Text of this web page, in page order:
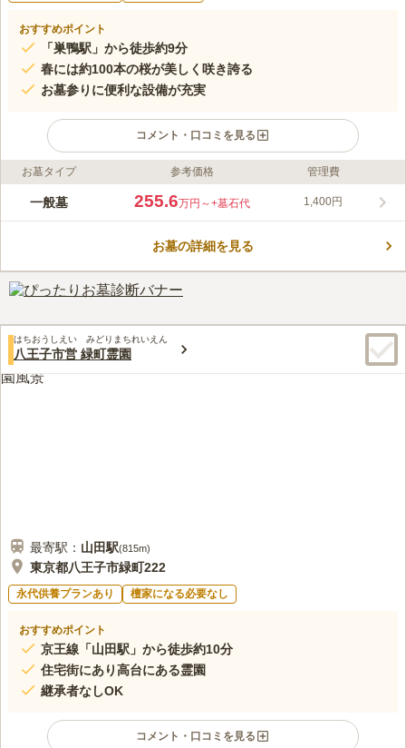
おすすめポイント
「巣鴨駅」から徒歩約9分
春には約100本の桜が美しく咲き誇る
お墓参りに便利な設備が充実
コメント・口コミを見る
ライフドット編集部のコメント
都立 染井霊園は、春になるとソメイヨシノが咲き誇り、優しい
小規模ですが、明治7年に開園されたという歴史があり伝統的な
が眠る霊園としても有名です。
口コミ評価
40代女性
霊園のそばにお花屋さんがあり、そこでお花と線香を買って、お
けとひしゃくをかりてお墓参りをします。通りの反対側に巣鴨地蔵があっ
て食事やおだんごを買ったりできる楽しみもあります
お墓タイプ 参考価格 管理費
一般墓 255.6万円～+墓石代 1,400円
お墓の詳細を見る
はちおうしえい みどりまちれいえん
八王子市営 緑町霊園
最寄駅： 山田駅(815m)
東京都八王子市緑町222
永代供養プランあり 檀家になる必要なし
おすすめポイント
京王線「山田駅」から徒歩約10分
住宅街にあり高台にある霊園
継承者なしOK
コメント・口コミを見る